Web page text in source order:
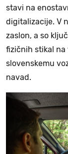
stavi na
digitalizacije. V
zaslon, a so
fizičnih stikal na
slovenskemu
navad.